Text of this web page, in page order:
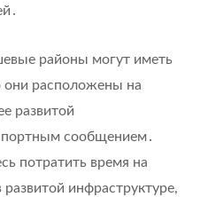
районы могут иметь
они расположены на
развитой
сообщением․
потратить время на
инфраструктуре,